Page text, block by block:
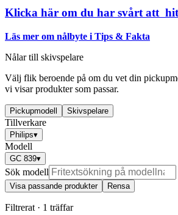
Klicka här om du har svårt att
Läs mer om nålbyte i Tips & Fakta
Nålar till skivspelare
Välj flik beroende på om du vet din
vi visar produkter som passar.
Pickupmodell Skivspelare
Tillverkare
Philips▾
Modell
GC 839▾
Sök modell
Visa passande produkter Rensa
Filtrerat · 1 träffar